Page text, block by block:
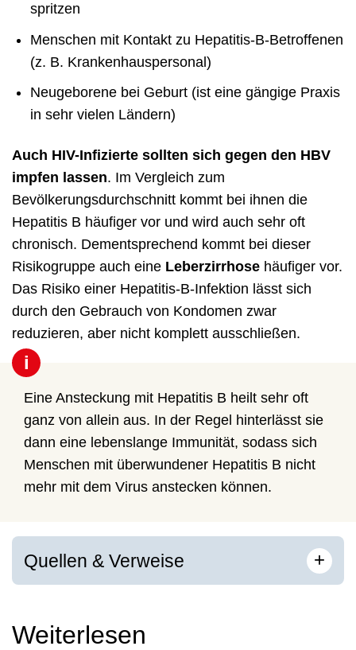
spritzen
Menschen mit Kontakt zu Hepatitis-B-Betroffenen
(z. B. Krankenhauspersonal)
Neugeborene bei Geburt (ist eine gängige Praxis
in sehr vielen Ländern)
Auch HIV-Infizierte sollten sich gegen den HBV
impfen lassen. Im Vergleich zum
Bevölkerungsdurchschnitt kommt bei ihnen die
Hepatitis B häufiger vor und wird auch sehr oft
chronisch. Dementsprechend kommt bei dieser
Risikogruppe auch eine Leberzirrhose häufiger vor.
Das Risiko einer Hepatitis-B-Infektion lässt sich
durch den Gebrauch von Kondomen zwar
reduzieren, aber nicht komplett ausschließen.
i
Eine Ansteckung mit Hepatitis B heilt sehr oft
ganz von allein aus. In der Regel hinterlässt sie
dann eine lebenslange Immunität, sodass sich
Menschen mit überwundener Hepatitis B nicht
mehr mit dem Virus anstecken können.
Quellen & Verweise +
Weiterlesen